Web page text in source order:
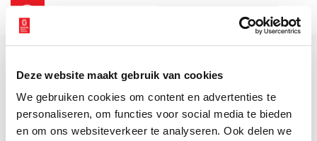
Deze website maakt gebruik van cookies
We gebruiken cookies om content en advertenties te
personaliseren, om functies voor social media te bieden
en om ons websiteverkeer te analyseren. Ook delen we